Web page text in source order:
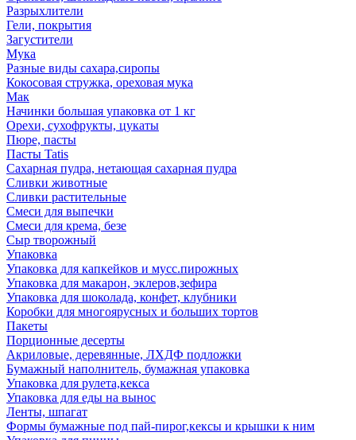
Разрыхлители
Гели, покрытия
Загустители
Мука
Разные виды сахара,сиропы
Кокосовая стружка, ореховая мука
Мак
Начинки большая упаковка от 1 кг
Орехи, сухофрукты, цукаты
Пюре, пасты
Пасты Tatis
Сахарная пудра, нетающая сахарная пудра
Сливки животные
Сливки растительные
Смеси для выпечки
Смеси для крема, безе
Сыр творожный
Упаковка
Упаковка для капкейков и мусс.пирожных
Упаковка для макарон, эклеров,зефира
Упаковка для шоколада, конфет, клубники
Коробки для многоярусных и больших тортов
Пакеты
Порционные десерты
Акриловые, деревянные, ЛХДФ подложки
Бумажный наполнитель, бумажная упаковка
Упаковка для рулета,кекса
Упаковка для еды на вынос
Ленты, шпагат
Формы бумажные под пай-пирог,кексы и крышки к ним